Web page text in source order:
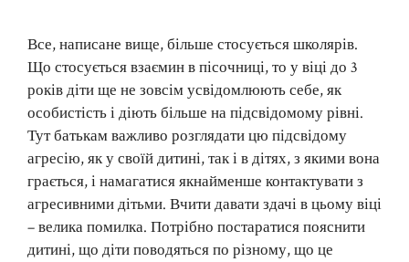
Все, написане вище, більше стосується школярів.
Що стосується взаємин в пісочниці, то у віці до 3
років діти ще не зовсім усвідомлюють себе, як
особистість і діють більше на підсвідомому рівні.
Тут батькам важливо розглядати цю підсвідому
агресію, як у своїй дитині, так і в дітях, з якими вона
грається, і намагатися якнайменше контактувати з
агресивними дітьми. Вчити давати здачі в цьому віці
– велика помилка. Потрібно постаратися пояснити
дитині, що діти поводяться по різному, що це